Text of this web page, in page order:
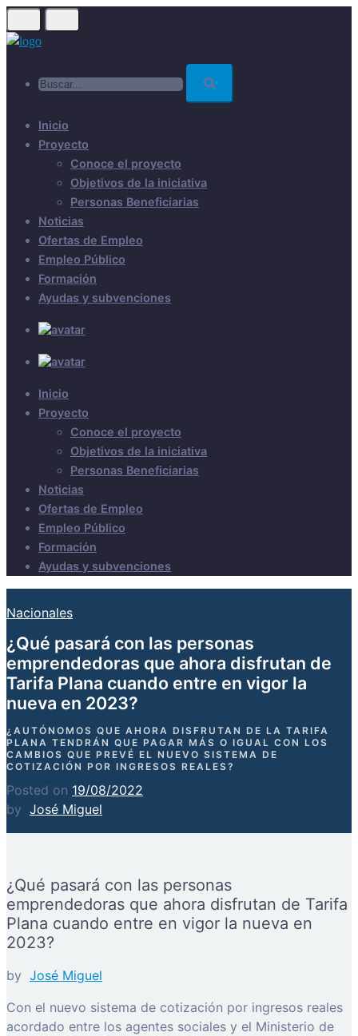
Skip
to
Inicio
Proyecto
Conoce el proyecto
Objetivos de la iniciativa
Personas Beneficiarias
Noticias
Ofertas de Empleo
Empleo Público
Formación
Ayudas y subvenciones
Inicio
Proyecto
Conoce el proyecto
Objetivos de la iniciativa
Personas Beneficiarias
Noticias
Ofertas de Empleo
Empleo Público
Formación
Ayudas y subvenciones
Nacionales
¿Qué pasará con las personas
emprendedoras que ahora disfrutan de
Tarifa Plana cuando entre en vigor la
nueva en 2023?
¿AUTÓNOMOS QUE AHORA DISFRUTAN DE LA TARIFA
PLANA TENDRÁN QUE PAGAR MÁS O IGUAL CON LOS
CAMBIOS QUE PREVÉ EL NUEVO SISTEMA DE
COTIZACIÓN POR INGRESOS REALES?
Posted on 19/08/2022
by José Miguel
¿Qué pasará con las personas
emprendedoras que ahora disfrutan de Tarifa
Plana cuando entre en vigor la nueva en
2023?
by José Miguel
Con el nuevo sistema de cotización por ingresos reales
acordado entre los agentes sociales y el Ministerio de